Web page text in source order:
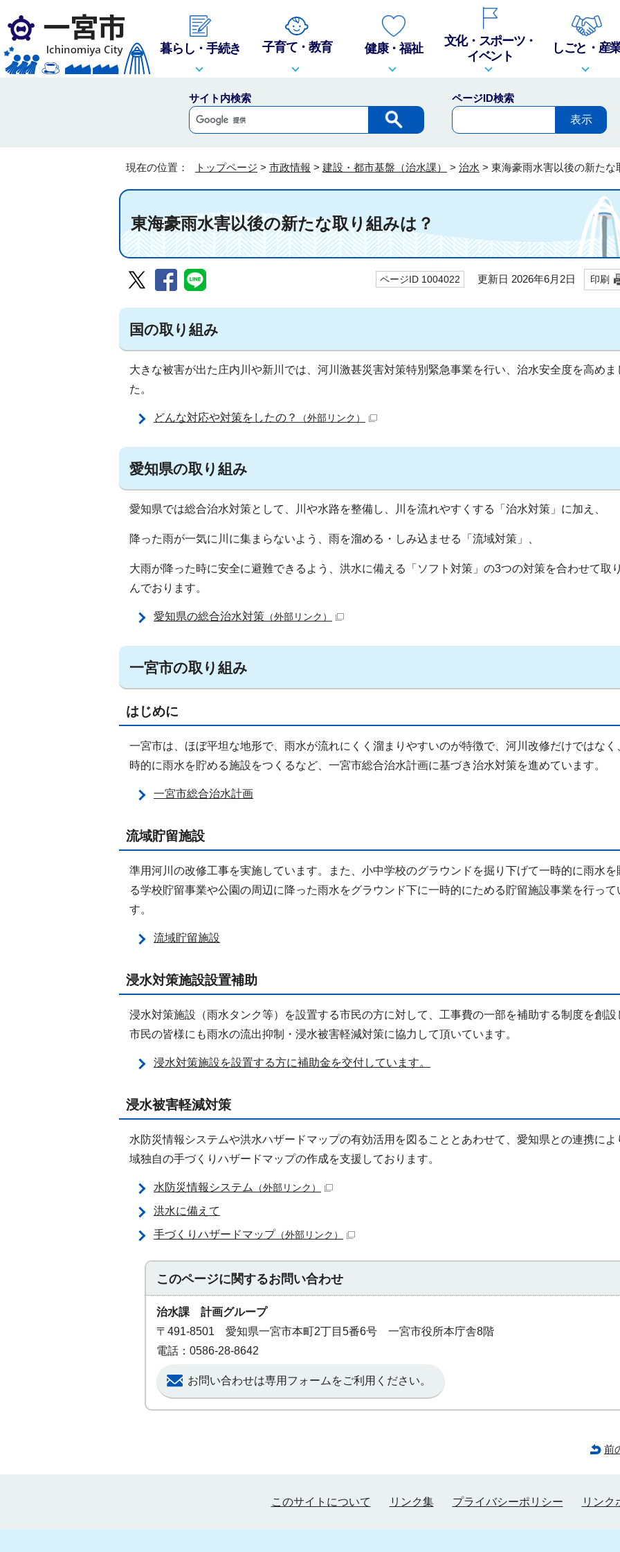
暮らし・手続き 子育て・教育 健康・福祉
文化・スポーツ・
イベント
しごと・産
サイト内検索
ページID検索
現在の位置： トップページ > 市政情報 > 建設・都市基盤（治水課） > 治水 > 東海豪雨水害以後の新たな
東海豪雨水害以後の新たな取り組みは？
ページID 1004022 更新日 2026年6月2日 印刷
国の取り組み
大きな被害が出た庄内川や新川では、河川激甚災害対策特別緊急事業を行い、治水安全度を高めま
た。
どんな対応や対策をしたの？ （外部リンク）
愛知県の取り組み
愛知県では総合治水対策として、川や水路を整備し、川を流れやすくする「治水対策」に加え、
降った雨が一気に川に集まらないよう、雨を溜める・しみ込ませる「流域対策」、
大雨が降った時に安全に避難できるよう、洪水に備える「ソフト対策」の3つの対策を合わせて取
んでおります。
愛知県の総合治水対策 （外部リンク）
一宮市の取り組み
はじめに
一宮市は、ほぼ平坦な地形で、雨水が流れにくく溜まりやすいのが特徴で、河川改修だけではなく
時的に雨水を貯める施設をつくるなど、一宮市総合治水計画に基づき治水対策を進めています。
一宮市総合治水計画
流域貯留施設
準用河川の改修工事を実施しています。また、小中学校のグラウンドを掘り下げて一時的に雨水を
る学校貯留事業や公園の周辺に降った雨水をグラウンド下に一時的にためる貯留施設事業を行って
す。
流域貯留施設
浸水対策施設設置補助
浸水対策施設（雨水タンク等）を設置する市民の方に対して、工事費の一部を補助する制度を創設
市民の皆様にも雨水の流出抑制・浸水被害軽減対策に協力して頂いています。
浸水対策施設を設置する方に補助金を交付しています。
浸水被害軽減対策
水防災情報システムや洪水ハザードマップの有効活用を図ることとあわせて、愛知県との連携によ
域独自の手づくりハザードマップの作成を支援しております。
水防災情報システム （外部リンク）
洪水に備えて
手づくりハザードマップ （外部リンク）
このページに関するお問い合わせ
治水課 計画グループ
〒491-8501 愛知県一宮市本町2丁目5番6号 一宮市役所本庁舎8階
電話：0586-28-8642
お問い合わせは専用フォームをご利用ください。
前
このサイトについて リンク集 プライバシーポリシー リンク